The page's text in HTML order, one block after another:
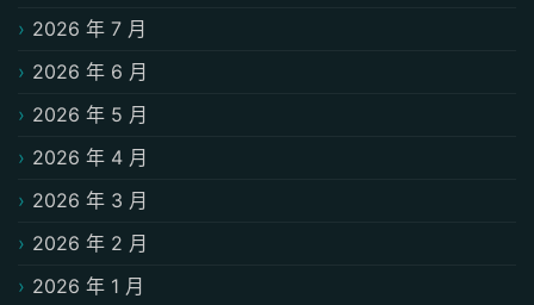
2026 年 7 月
2026 年 6 月
2026 年 5 月
2026 年 4 月
2026 年 3 月
2026 年 2 月
2026 年 1 月